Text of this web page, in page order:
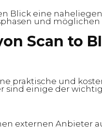
Blick eine
und
Scan to
praktische und
sind einige der
externen Anbieter